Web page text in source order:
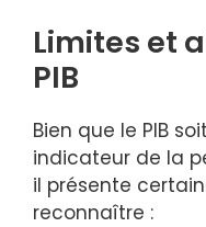
Limites et
PIB
Bien que le PIB
indicateur de la
il présente
reconnaître :